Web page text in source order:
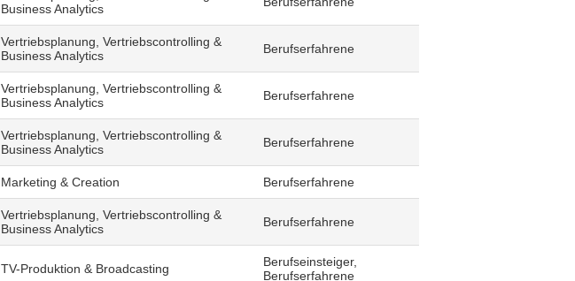
Business Analytics
Vertriebsplanung, Vertriebscontrolling &
Business Analytics
Berufserfahrene
Vertriebsplanung, Vertriebscontrolling &
Business Analytics
Berufserfahrene
Vertriebsplanung, Vertriebscontrolling &
Business Analytics
Berufserfahrene
Marketing & Creation Berufserfahrene
Vertriebsplanung, Vertriebscontrolling &
Business Analytics
Berufserfahrene
TV-Produktion & Broadcasting
Berufseinsteiger,
Berufserfahrene